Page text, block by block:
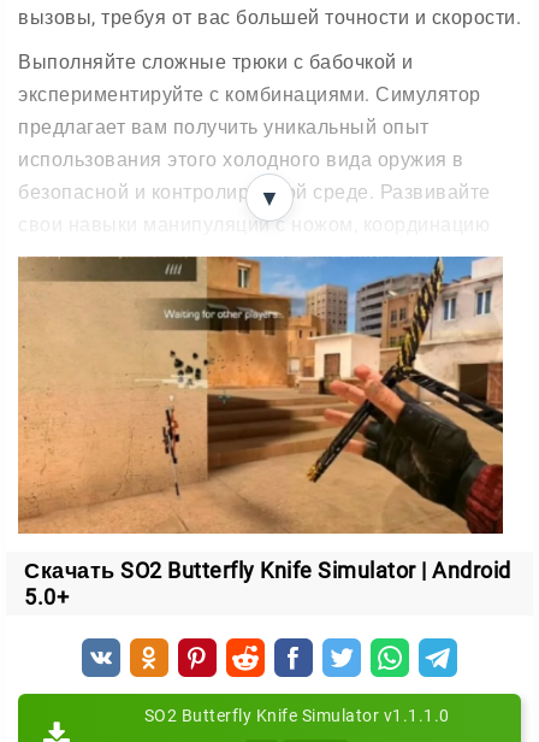
вызовы, требуя от вас большей точности и скорости.
Выполняйте сложные трюки с бабочкой и
экспериментируйте с комбинациями. Симулятор
предлагает вам получить уникальный опыт
использования этого холодного вида оружия в
безопасной и контролируемой среде. Развивайте
свои навыки манипуляций с ножом, координацию
движений и скорость реакции.
Преимущества симулятора
Качественная 3D-графика, которая позволяет
наслаждаться реалистичными деталями ножа и
окружающей среды;
Легкое для освоения управление с возможностью
настройки;
Звуковые эффекты, которые добавят реалистичности
вращения и разворота ножа помогут почувствовать
себя настоящим мастером.
Симулятор является хорошим вариантом, чтобы
увлекательно провести время и усовершенствовать
навыки в мастерстве работы с ножом-бабочкой.
▼
Скачать SO2 Butterfly Knife Simulator | Android
5.0+
SO2 Butterfly Knife Simulator v1.1.1.0